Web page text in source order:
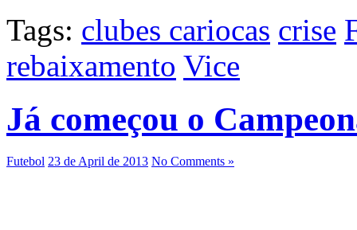
Tags: clubes cariocas crise
rebaixamento Vice
Já começou o
Futebol 23 de April de 2013 No Comments »